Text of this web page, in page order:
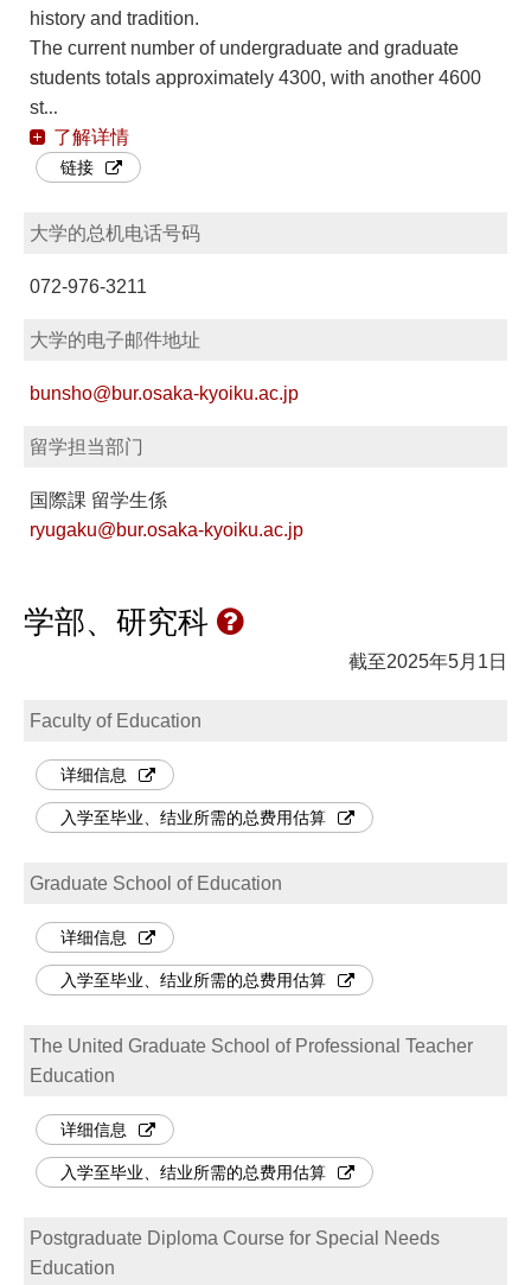
history and tradition.
The current number of undergraduate and graduate
students totals approximately 4300, with another 4600
st...
了解详情
链接
大学的总机电话号码
072-976-3211
大学的电子邮件地址
bunsho@bur.osaka-kyoiku.ac.jp
留学担当部门
国際課 留学生係
ryugaku@bur.osaka-kyoiku.ac.jp
学部、研究科
截至2025年5月1日
Faculty of Education
详细信息
入学至毕业、结业所需的总费用估算
Graduate School of Education
详细信息
入学至毕业、结业所需的总费用估算
The United Graduate School of Professional Teacher
Education
详细信息
入学至毕业、结业所需的总费用估算
Postgraduate Diploma Course for Special Needs
Education